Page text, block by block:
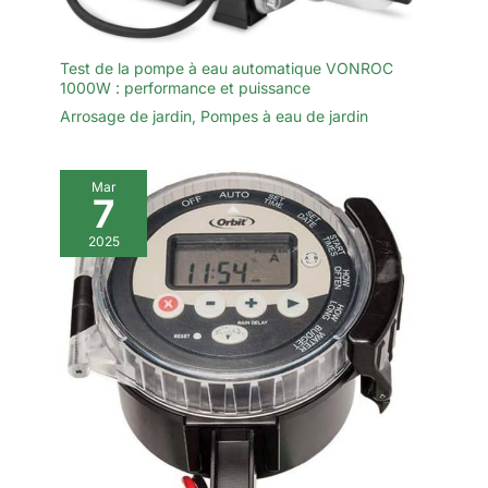
Test de la pompe à eau automatique VONROC
1000W : performance et puissance
Arrosage de jardin, Pompes à eau de jardin
Mar
7
2025